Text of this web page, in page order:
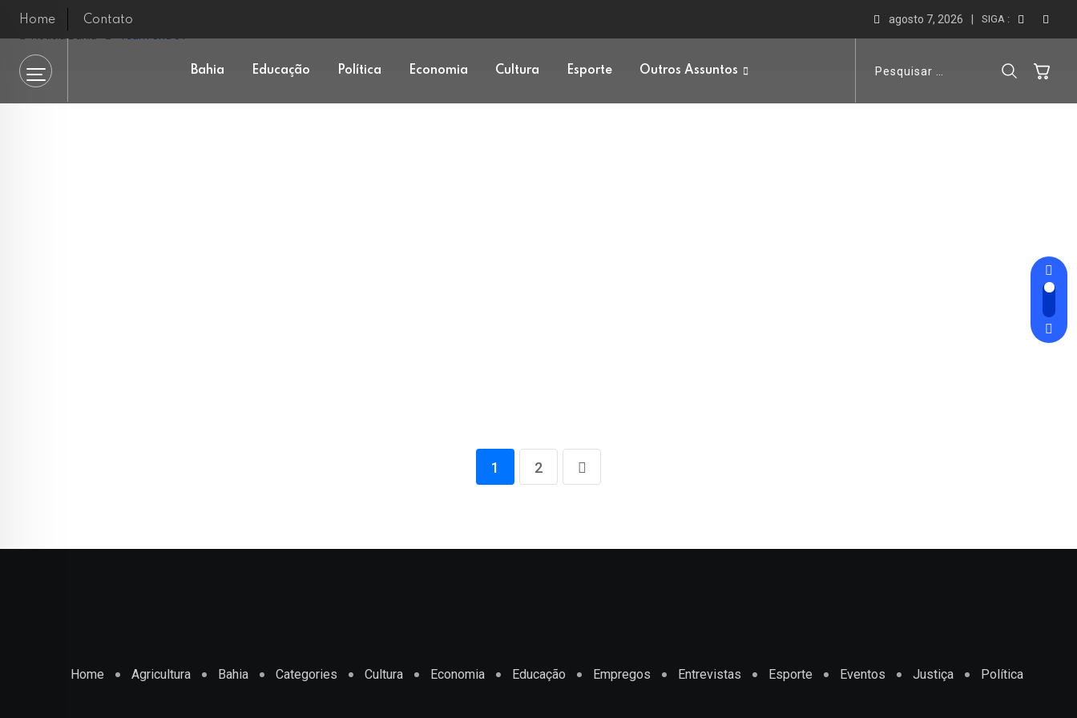
Home Contato agosto 7, 2026 SIGA :
Bahia Educação Política Economia Cultura Esporte Outros Assuntos
1 2
Home Agricultura Bahia Categories Cultura Economia Educação Empregos Entrevistas Esporte Eventos Justiça Política